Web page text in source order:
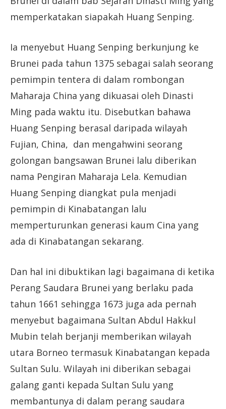
memperkatakan siapakah Huang Senping.
Ia menyebut Huang Senping berkunjung ke
Brunei pada tahun 1375 sebagai salah seorang
pemimpin tentera di dalam rombongan
Maharaja China yang dikuasai oleh Dinasti
Ming pada waktu itu. Disebutkan bahawa
Huang Senping berasal daripada wilayah
Fujian, China, dan mengahwini seorang
golongan bangsawan Brunei lalu diberikan
nama Pengiran Maharaja Lela. Kemudian
Huang Senping diangkat pula menjadi
pemimpin di Kinabatangan lalu
memperturunkan generasi kaum Cina yang
ada di Kinabatangan sekarang.
Dan hal ini dibuktikan lagi bagaimana di ketika
Perang Saudara Brunei yang berlaku pada
tahun 1661 sehingga 1673 juga ada pernah
menyebut bagaimana Sultan Abdul Hakkul
Mubin telah berjanji memberikan wilayah
utara Borneo termasuk Kinabatangan kepada
Sultan Sulu. Wilayah ini diberikan sebagai
galang ganti kepada Sultan Sulu yang
membantunya di dalam perang saudara